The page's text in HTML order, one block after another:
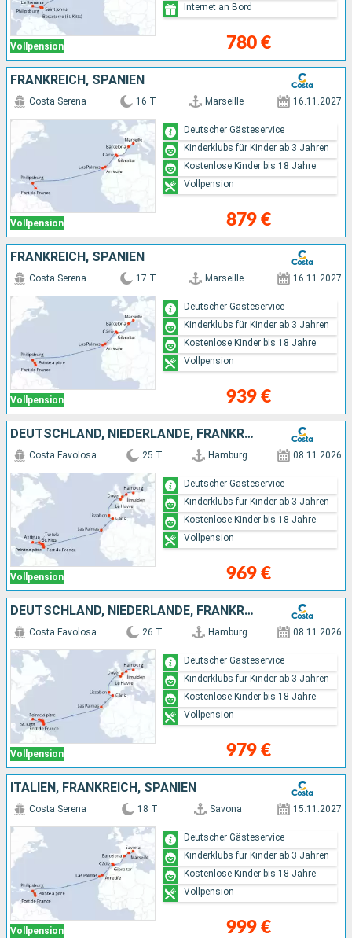
Vollpension 780 €
Internet an Bord
FRANKREICH, SPANIEN
Vollpension
Costa Serena 16 T Marseille 16.11.2027
879 €
Deutscher Gästeservice
Kinderklubs für Kinder ab 3 Jahren
Kostenlose Kinder bis 18 Jahre
Vollpension
FRANKREICH, SPANIEN
Vollpension
Costa Serena 17 T Marseille 16.11.2027
939 €
Deutscher Gästeservice
Kinderklubs für Kinder ab 3 Jahren
Kostenlose Kinder bis 18 Jahre
Vollpension
DEUTSCHLAND, NIEDERLANDE, FRANKREICH, PORTUGAL, SPANIEN, ANTIGUA UND BARBUDA, DOMINIKANISCHE REPUBLIK
Vollpension
Costa Favolosa 25 T Hamburg 08.11.2026
969 €
Deutscher Gästeservice
Kinderklubs für Kinder ab 3 Jahren
Kostenlose Kinder bis 18 Jahre
Vollpension
DEUTSCHLAND, NIEDERLANDE, FRANKREICH, PORTUGAL, SPANIEN, ANTIGUA UND BARBUDA, DOMINIKANISCHE REPUBLIK
Vollpension
Costa Favolosa 26 T Hamburg 08.11.2026
979 €
Deutscher Gästeservice
Kinderklubs für Kinder ab 3 Jahren
Kostenlose Kinder bis 18 Jahre
Vollpension
ITALIEN, FRANKREICH, SPANIEN
Vollpension
Costa Serena 18 T Savona 15.11.2027
999 €
Deutscher Gästeservice
Kinderklubs für Kinder ab 3 Jahren
Kostenlose Kinder bis 18 Jahre
Vollpension